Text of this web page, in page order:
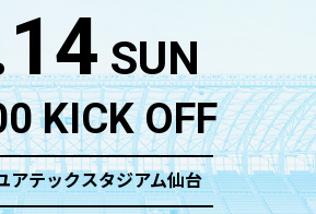
SUN
KICK OFF
テックスタジアム仙台